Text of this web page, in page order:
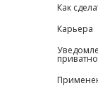
Как
Карьера